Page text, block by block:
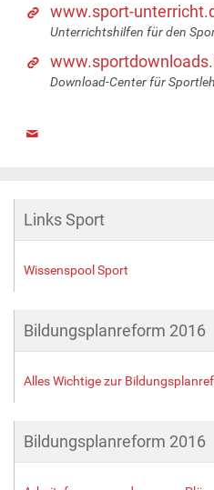
www.sport-
Unterrichtshilfen für den
Download-Center für
Links Sport
Wissenspool Sport
Bildungsplanreform 2016
Alles Wichtige zur
Bildungsplanreform 2016